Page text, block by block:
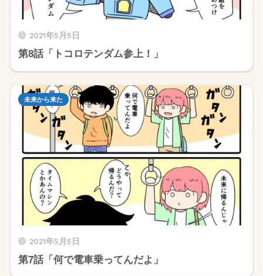
2021年5月5日
第8話「トコロテンダム参上！」
2021年5月5日
第7話「何で電車乗ってんだよ」
未来から来た